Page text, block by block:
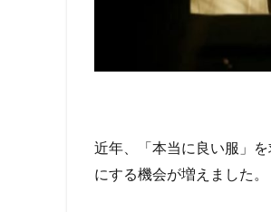
近年、「本当に良い服」を
にする機会が増えました。